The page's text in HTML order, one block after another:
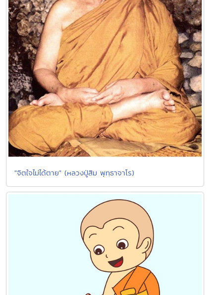
"จิตใจไม่ได้ตาย" (หลวงปู่สิม พุทฺธาจาโร)